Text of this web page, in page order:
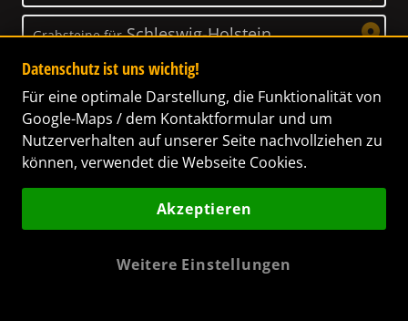
Grabsteine fürSchleswig-Holstein
Thüringen
es uns zur Aufgabe gemacht, Ihnen dabei zu
Datenschutz ist uns wichtig!
Für eine optimale Darstellung, die Funktionalität von
Google-Maps / dem Kontaktformular und um
Nutzerverhalten auf unserer Seite nachvollziehen zu
können, verwendet die Webseite Cookies.
Akzeptieren
Weitere Einstellungen